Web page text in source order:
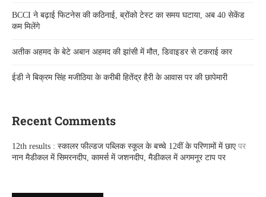
BCCI ने बढ़ाई फिटनेस की कठिनाई, ब्रोंको टेस्ट का समय घटाया, अब 40 सेकेंड
कम मिलेंगे
अतीक अहमद के बेटे अबान अहमद की झांसी में मौत, डिवाइडर से टकराई कार
ईडी ने बिक्रम सिंह मजीठिया के करीबी हितेंद्र हैरी के आवास पर की छापेमारी
Recent Comments
12th results : स्कालर फील्डज पब्लिक स्कूल के बच्चे 12वीं के परिणामों में छाएपर
नान मैडीकल में सिमरनदीप, कामर्स में जशनदीप, मैडीकल में अगमनूर टाप पर